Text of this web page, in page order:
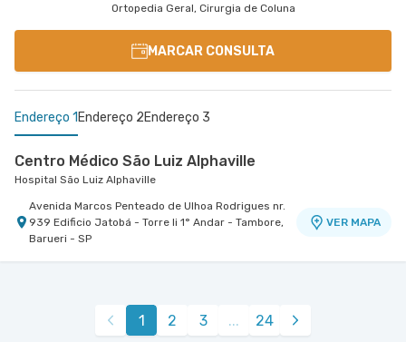
Ortopedia Geral, Cirurgia de Coluna
MARCAR CONSULTA
Endereço 1 Endereço 2Endereço 3
Centro Médico São Luiz Alphaville
Hospital São Luiz Alphaville
Avenida Marcos Penteado de Ulhoa Rodrigues nr.
939 Edificio Jatobá - Torre Ii 1° Andar - Tambore,
Barueri - SP
VER MAPA
Centro Médico Virgínia - Osasco
Rua Virginia Crivilari nr. 334 - Centro, Osasco -
Centro Médico Bartira - Unidade Alfredo Maluf
Avenida Alfredo Maluf nr. 451 - Jardim Santo
Antonio, Santo Andre - SP
1 2 3 ... 24